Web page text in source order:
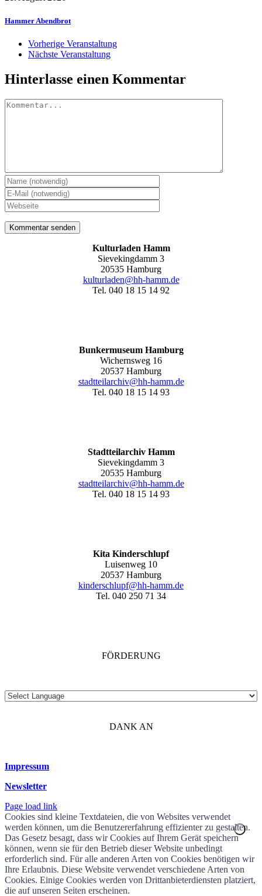
Hammer Abendbrot
Vorherige Veranstaltung
Nächste Veranstaltung
Hinterlasse einen Kommentar
Kommentar
Kulturladen Hamm
Sievekingdamm 3
20535 Hamburg
kulturladen@hh-hamm.de
Tel. 040 18 15 14 92
Bunkermuseum Hamburg
Wichernsweg 16
20537 Hamburg
stadtteilarchiv@hh-hamm.de
Tel. 040 18 15 14 93
Stadtteilarchiv Hamm
Sievekingdamm 3
20535 Hamburg
stadtteilarchiv@hh-hamm.de
Tel. 040 18 15 14 93
Kita Kinderschlupf
Luisenweg 10
20537 Hamburg
kinderschlupf@hh-hamm.de
Tel. 040 250 71 34
FÖRDERUNG
DANK AN
Impressum
Newsletter
Page load link
Cookies sind kleine Textdateien, die von Websites verwendet
werden können, um die Benutzererfahrung effizienter zu gestalten.
Das Gesetz besagt, dass wir Cookies auf Ihrem Gerät speichern
können, wenn sie für den Betrieb dieser Website unbedingt
erforderlich sind. Für alle anderen Arten von Cookies benötigen wir
Ihre Erlaubnis. Diese Website verwendet verschiedene Arten von
Cookies. Einige Cookies werden von Drittanbieterdiensten platziert,
die auf unseren Seiten erscheinen.